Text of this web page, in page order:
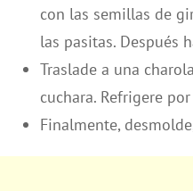
con las semillas de
las pasitas. Después
Traslade a una
cuchara. Refrigere
Finalmente,